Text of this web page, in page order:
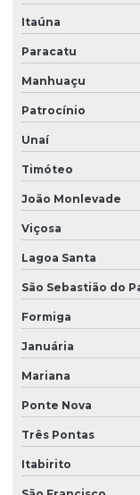
Itaúna
Paracatu
Manhuaçu
Patrocínio
Unaí
Timóteo
João Monlevade
Viçosa
Lagoa Santa
São Sebastião do
Formiga
Januária
Mariana
Ponte Nova
Três Pontas
Itabirito